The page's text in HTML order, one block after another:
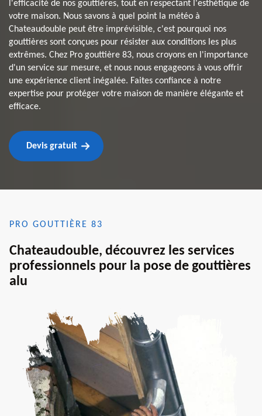
l'efficacité de nos gouttières, tout en respectant l'esthétique de
votre maison. Nous savons à quel point la météo à
Chateaudouble peut être imprévisible, c'est pourquoi nos
gouttières sont conçues pour résister aux conditions les plus
extrêmes. Chez Pro gouttière 83, nous croyons en l'importance
d'un service sur mesure, et nous nous engageons à vous offrir
une expérience client inégalée. Faites confiance à notre
expertise pour protéger votre maison de manière élégante et
efficace.
Devis gratuit
PRO GOUTTIÈRE 83
Chateaudouble, découvrez les services
professionnels pour la pose de gouttières
alu